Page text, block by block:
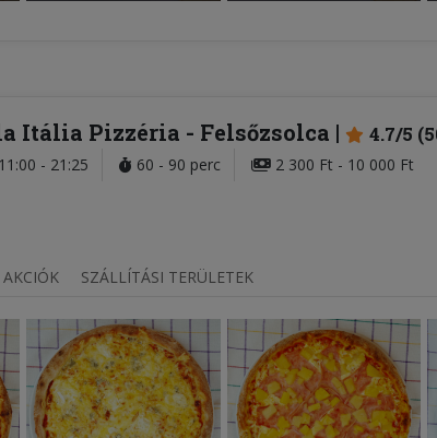
Itália Pizzéria - Felsőzsolca 4.7/5
- 21:25 60 - 90 perc 2 300 Ft - 10 000 Ft
AKCIÓK SZÁLLÍTÁSI TERÜLETEK